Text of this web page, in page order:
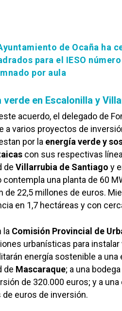
de Ocaña ha
para el IESO
por aula
verde en Escalonilla y
acuerdo, el delegado de
a varios proyectos de
por la energía verde y
con sus respectivas
de Villarrubia de Santiago y
contempla una planta de 60
de 22,5 millones de euros.
en 1,7 hectáreas y con
la Comisión Provincial de
urbanísticas para
energía sostenible a
de Mascaraque; a una
de 320.000 euros; y a
de euros de inversión.